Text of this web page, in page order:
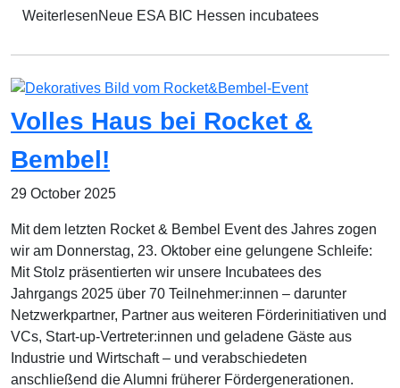
WeiterlesenNeue ESA BIC Hessen incubatees
Volles Haus bei Rocket &
Bembel!
29 October 2025
Mit dem letzten Rocket & Bembel Event des Jahres zogen
wir am Donnerstag, 23. Oktober eine gelungene Schleife:
Mit Stolz präsentierten wir unsere Incubatees des
Jahrgangs 2025 über 70 Teilnehmer:innen – darunter
Netzwerkpartner, Partner aus weiteren Förderinitiativen und
VCs, Start-up-Vertreter:innen und geladene Gäste aus
Industrie und Wirtschaft – und verabschiedeten
anschließend die Alumni früherer Fördergenerationen.